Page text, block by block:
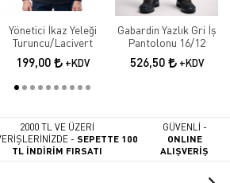
Yönetici İkaz Yeleği
Turuncu/Lacivert
199,00 +KDV
Gabardin Yazlık Gri İş
Pantolonu 16/12
526,50 +KDV
2000 TL VE ÜZERİ
-SEPETTE 100
TL İNDİRİM FIRSATI
GÜVENLİ -
ONLINE
ALIŞVERİŞ